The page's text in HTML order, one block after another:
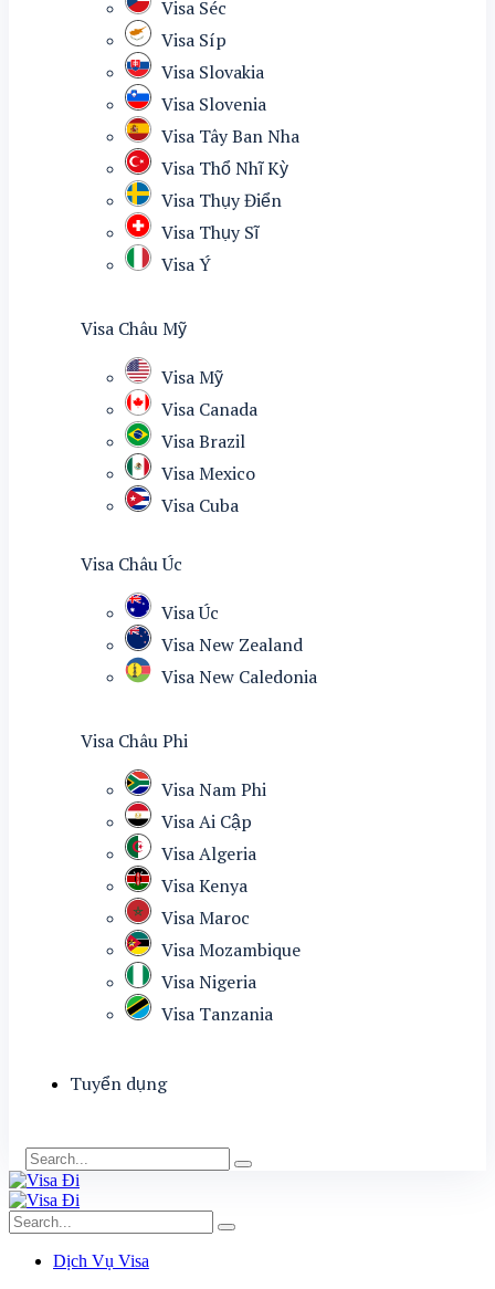
Visa Séc
Visa Síp
Visa Slovakia
Visa Slovenia
Visa Tây Ban Nha
Visa Thổ Nhĩ Kỳ
Visa Thụy Điển
Visa Thụy Sĩ
Visa Ý
Visa Châu Mỹ
Visa Mỹ
Visa Canada
Visa Brazil
Visa Mexico
Visa Cuba
Visa Châu Úc
Visa Úc
Visa New Zealand
Visa New Caledonia
Visa Châu Phi
Visa Nam Phi
Visa Ai Cập
Visa Algeria
Visa Kenya
Visa Maroc
Visa Mozambique
Visa Nigeria
Visa Tanzania
Tuyển dụng
Dịch Vụ Visa